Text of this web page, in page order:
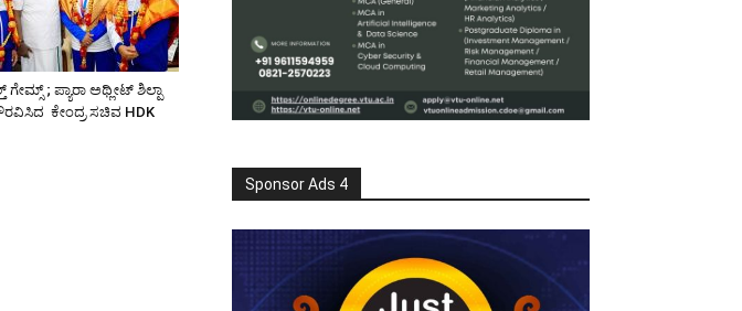
; ಪ್ಯಾರಾ ಅಥ್ಲೀಟ್ ಶಿಲ್ಪಾ
ಕೇಂದ್ರ ಸಚಿವ HDK
Sponsor Ads 4